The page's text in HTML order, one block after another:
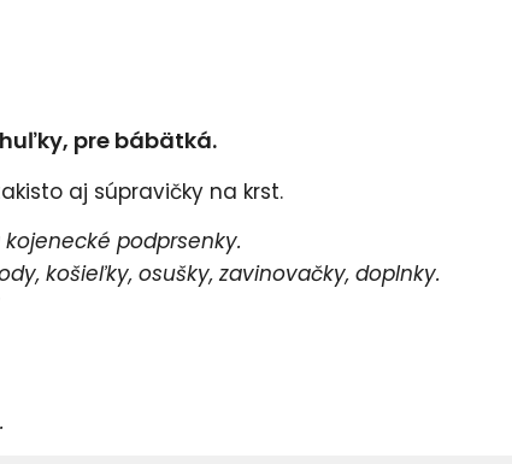
pre bábätká.
aj súpravičky na krst.
podprsenky.
košieľky, osušky, zavinovačky, doplnky.